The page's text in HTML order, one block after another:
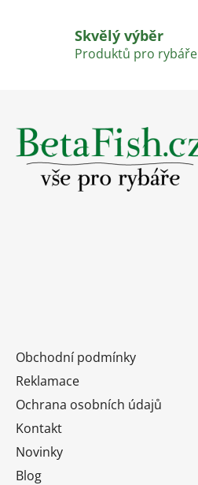
Skvělý výběr
Produktů pro rybáře
Obchodní podmínky
Reklamace
Ochrana osobních údajů
Kontakt
Novinky
Blog